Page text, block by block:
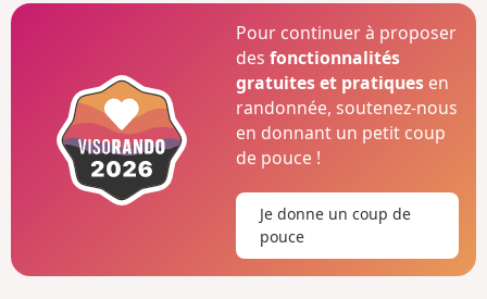
Pour continuer à proposer
desfonctionnalités
gratuites et pratiques en
randonnée, soutenez-nous
en donnant un petit coup
de pouce !
Je donne un coup de
pouce